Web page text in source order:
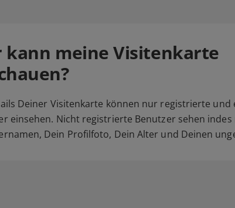
kann meine Visitenkarte
Deiner Visitenkarte können nur registrierte und
einsehen. Nicht registrierte Benutzer sehen indes
Dein Profilfoto, Dein Alter und Deinen